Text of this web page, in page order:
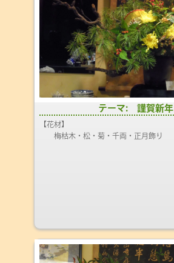
テーマ: 謹賀新年
【花材】
梅枯木・松・菊・千両・正月飾り